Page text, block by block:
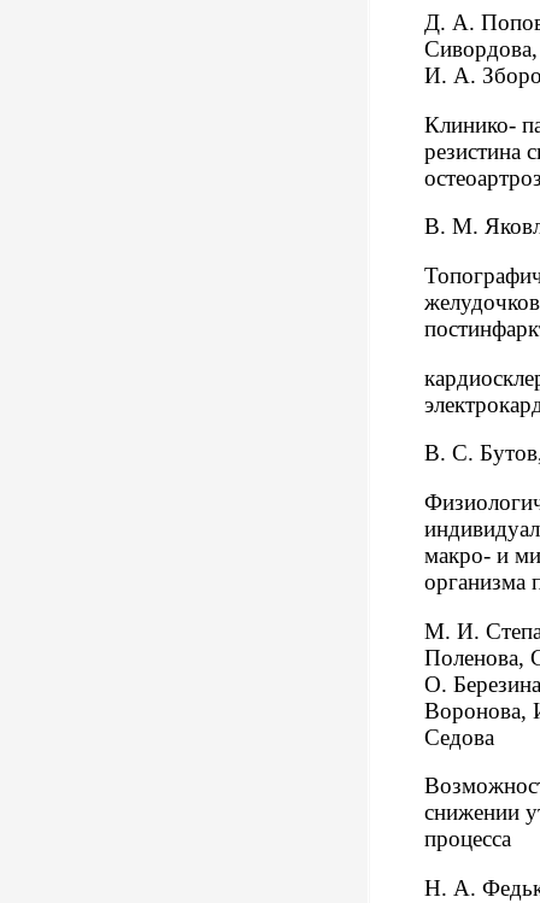
Д. А.
И. А.
Клинико-
резистина
В. М.
В. С.
макро- и
организма
М. И.
Поленова,
О.
Воронова,
Седова
снижении
процесса
Н. А.